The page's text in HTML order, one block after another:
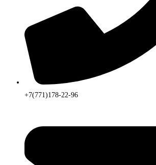
+7(771)178-22-96